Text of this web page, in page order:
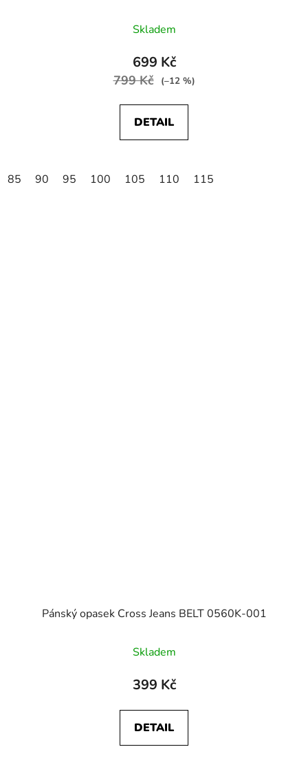
Skladem
699 Kč
799 Kč (–12 %)
DETAIL
85 90 95 100 105 110 115
Pánský opasek Cross Jeans BELT 0560K-001
Skladem
399 Kč
DETAIL